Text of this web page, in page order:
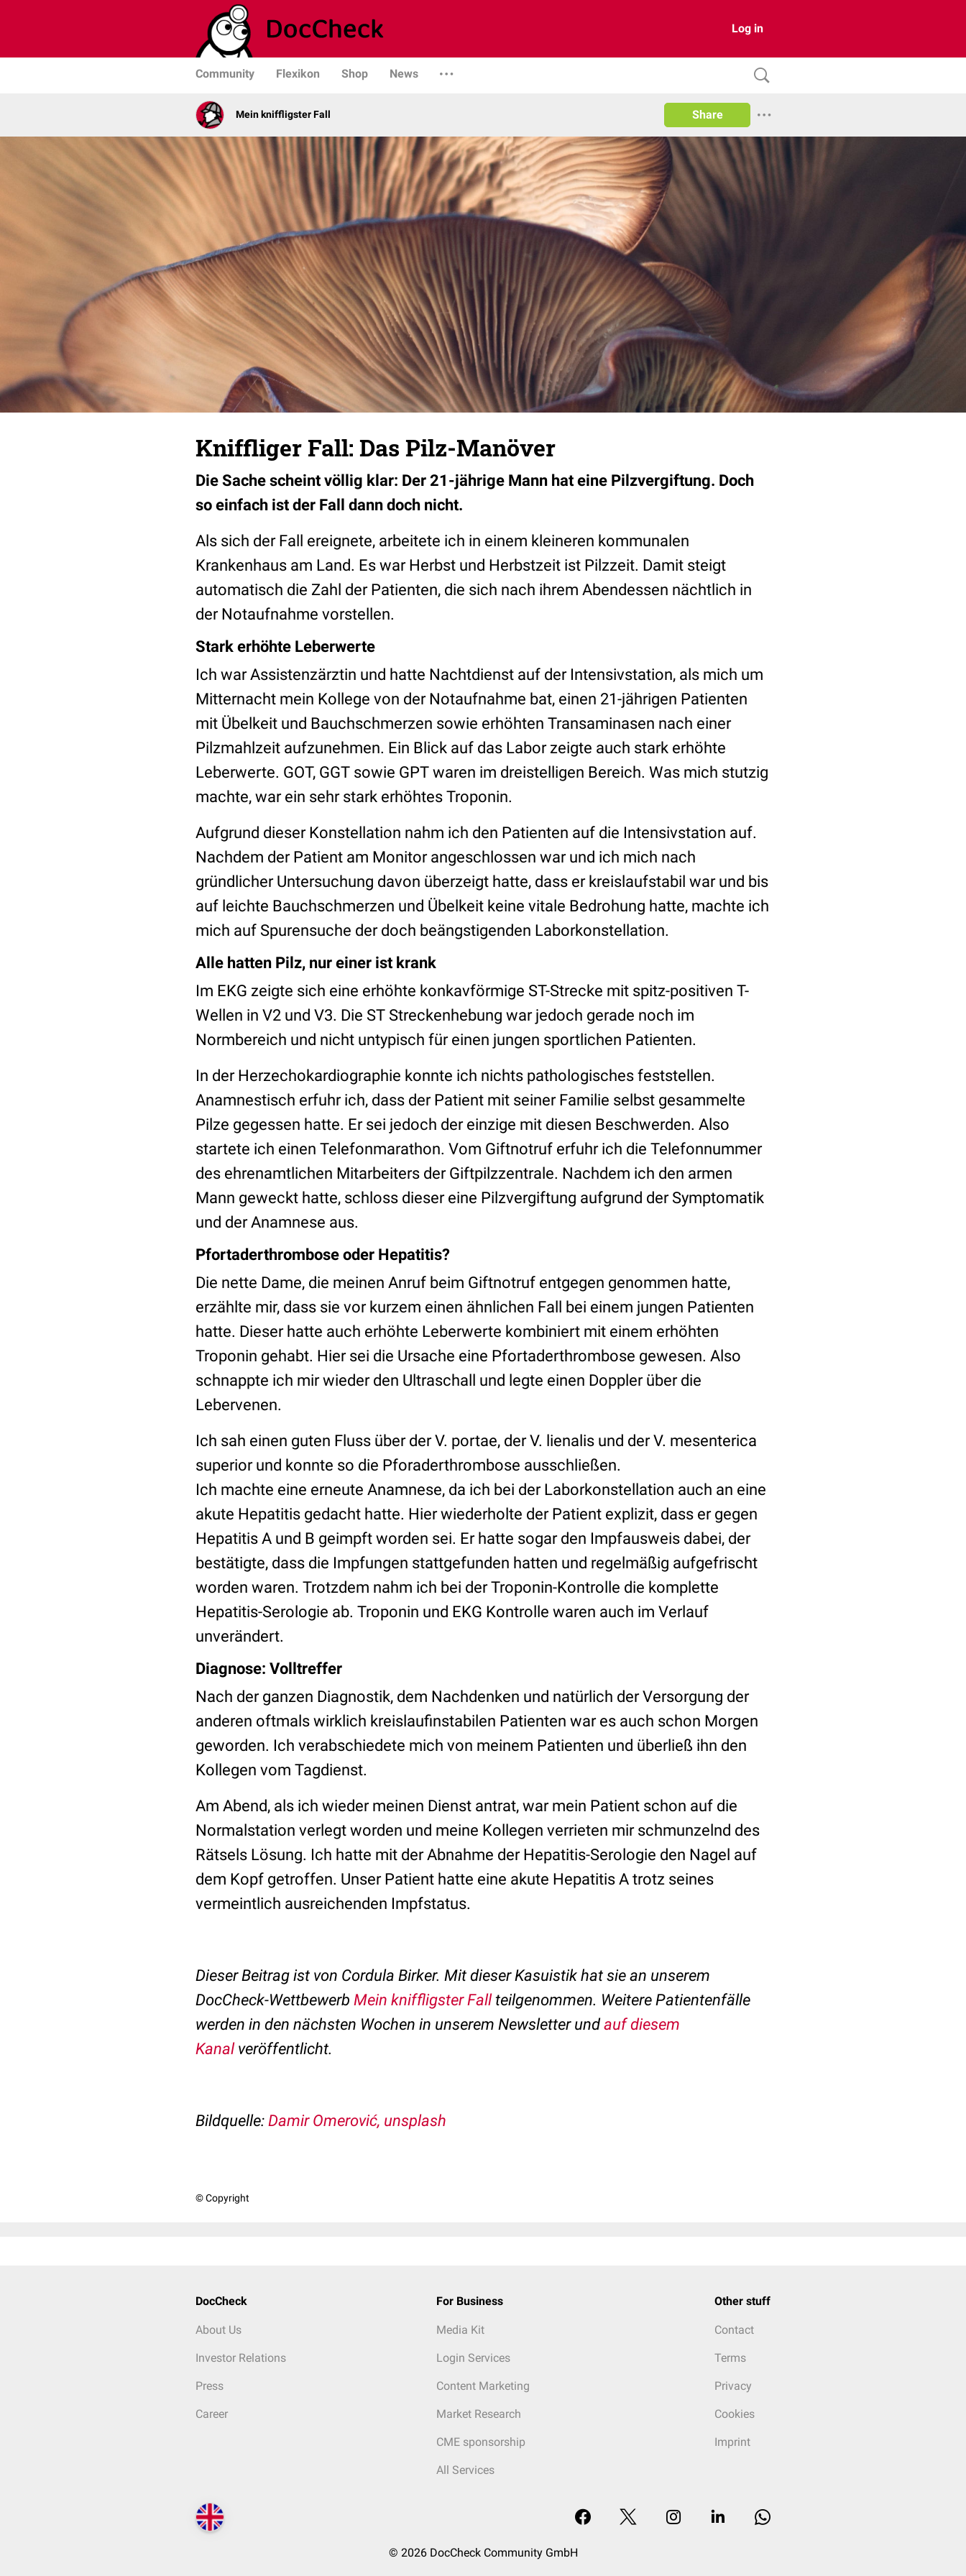
Log in
Community Flexikon Shop News
Mein kniffligster Fall Share
Kniffliger Fall: Das Pilz-Manöver
Die Sache scheint völlig klar: Der 21-jährige Mann hat eine Pilzvergiftung. Doch
so einfach ist der Fall dann doch nicht.
Als sich der Fall ereignete, arbeitete ich in einem kleineren kommunalen
Krankenhaus am Land. Es war Herbst und Herbstzeit ist Pilzzeit. Damit steigt
automatisch die Zahl der Patienten, die sich nach ihrem Abendessen nächtlich in
der Notaufnahme vorstellen.
Stark erhöhte Leberwerte
Ich war Assistenzärztin und hatte Nachtdienst auf der Intensivstation, als mich um
Mitternacht mein Kollege von der Notaufnahme bat, einen 21-jährigen Patienten
mit Übelkeit und Bauchschmerzen sowie erhöhten Transaminasen nach einer
Pilzmahlzeit aufzunehmen. Ein Blick auf das Labor zeigte auch stark erhöhte
Leberwerte. GOT, GGT sowie GPT waren im dreistelligen Bereich. Was mich stutzig
machte, war ein sehr stark erhöhtes Troponin.
Aufgrund dieser Konstellation nahm ich den Patienten auf die Intensivstation auf.
Nachdem der Patient am Monitor angeschlossen war und ich mich nach
gründlicher Untersuchung davon überzeigt hatte, dass er kreislaufstabil war und bis
auf leichte Bauchschmerzen und Übelkeit keine vitale Bedrohung hatte, machte ich
mich auf Spurensuche der doch beängstigenden Laborkonstellation.
Alle hatten Pilz, nur einer ist krank
Im EKG zeigte sich eine erhöhte konkavförmige ST-Strecke mit spitz-positiven T-
Wellen in V2 und V3. Die ST Streckenhebung war jedoch gerade noch im
Normbereich und nicht untypisch für einen jungen sportlichen Patienten.
In der Herzechokardiographie konnte ich nichts pathologisches feststellen.
Anamnestisch erfuhr ich, dass der Patient mit seiner Familie selbst gesammelte
Pilze gegessen hatte. Er sei jedoch der einzige mit diesen Beschwerden. Also
startete ich einen Telefonmarathon. Vom Giftnotruf erfuhr ich die Telefonnummer
des ehrenamtlichen Mitarbeiters der Giftpilzzentrale. Nachdem ich den armen
Mann geweckt hatte, schloss dieser eine Pilzvergiftung aufgrund der Symptomatik
und der Anamnese aus.
Pfortaderthrombose oder Hepatitis?
Die nette Dame, die meinen Anruf beim Giftnotruf entgegen genommen hatte,
erzählte mir, dass sie vor kurzem einen ähnlichen Fall bei einem jungen Patienten
hatte. Dieser hatte auch erhöhte Leberwerte kombiniert mit einem erhöhten
Troponin gehabt. Hier sei die Ursache eine Pfortaderthrombose gewesen. Also
schnappte ich mir wieder den Ultraschall und legte einen Doppler über die
Lebervenen.
Ich sah einen guten Fluss über der V. portae, der V. lienalis und der V. mesenterica
superior und konnte so die Pforaderthrombose ausschließen.
Ich machte eine erneute Anamnese, da ich bei der Laborkonstellation auch an eine
akute Hepatitis gedacht hatte. Hier wiederholte der Patient explizit, dass er gegen
Hepatitis A und B geimpft worden sei. Er hatte sogar den Impfausweis dabei, der
bestätigte, dass die Impfungen stattgefunden hatten und regelmäßig aufgefrischt
worden waren. Trotzdem nahm ich bei der Troponin-Kontrolle die komplette
Hepatitis-Serologie ab. Troponin und EKG Kontrolle waren auch im Verlauf
unverändert.
Diagnose: Volltreffer
Nach der ganzen Diagnostik, dem Nachdenken und natürlich der Versorgung der
anderen oftmals wirklich kreislaufinstabilen Patienten war es auch schon Morgen
geworden. Ich verabschiedete mich von meinem Patienten und überließ ihn den
Kollegen vom Tagdienst.
Am Abend, als ich wieder meinen Dienst antrat, war mein Patient schon auf die
Normalstation verlegt worden und meine Kollegen verrieten mir schmunzelnd des
Rätsels Lösung. Ich hatte mit der Abnahme der Hepatitis-Serologie den Nagel auf
dem Kopf getroffen. Unser Patient hatte eine akute Hepatitis A trotz seines
vermeintlich ausreichenden Impfstatus.
Dieser Beitrag ist von Cordula Birker. Mit dieser Kasuistik hat sie an unserem
DocCheck-Wettbewerb Mein kniffligster Fallteilgenommen. Weitere Patientenfälle
werden in den nächsten Wochen in unserem Newsletter undauf diesem
Kanal veröffentlicht.
Bildquelle: Damir Omerović, unsplash
© Copyright
DocCheck
About Us
Investor Relations
Press
Career
For Business
Media Kit
Login Services
Content Marketing
Market Research
CME sponsorship
All Services
Other stuff
Contact
Terms
Privacy
Cookies
Imprint
© 2026 DocCheck Community GmbH